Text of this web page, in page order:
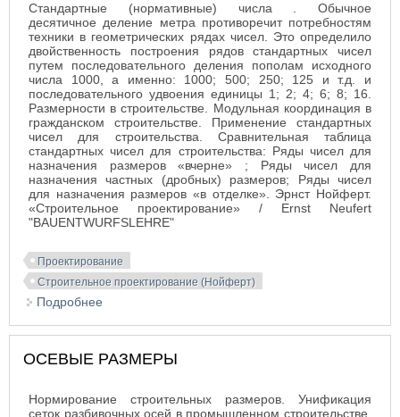
Стандартные (нормативные) числа . Обычное
десятичное деление метра противоречит потребностям
техники в геометрических рядах чисел. Это определило
двойственность построения рядов стандартных чисел
путем последовательного деления пополам исходного
числа 1000, а именно: 1000; 500; 250; 125 и т.д. и
последовательного удвоения единицы 1; 2; 4; 6; 8; 16.
Размерности в строительстве. Модульная координация в
гражданском строительстве. Применение стандартных
чисел для строительства. Сравнительная таблица
стандартных чисел для строительства: Ряды чисел для
назначения размеров «вчерне» ; Ряды чисел для
назначения частных (дробных) размеров; Ряды чисел
для назначения размеров «в отделке». Эрнст Нойферт.
«Строительное проектирование» / Ernst Neufert
"BAUENTWURFSLEHRE"
Проектирование
Строительное проектирование (Нойферт)
Подробнее
ОСЕВЫЕ РАЗМЕРЫ
Нормирование строительных размеров. Унификация
сеток разбивочных осей в промышленном строительстве.